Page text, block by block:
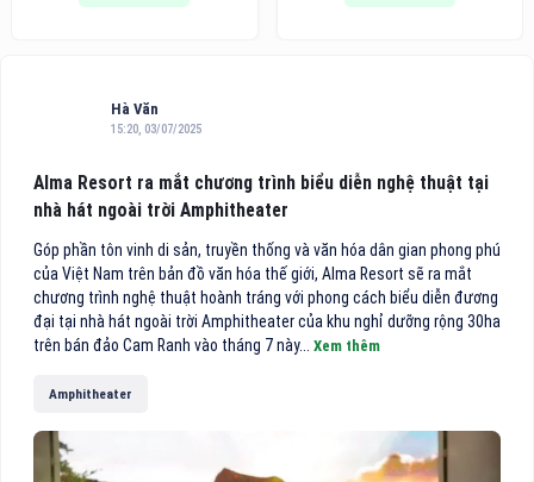
trong chiến lược hoàn thiện hệ
địa chỉ khám, điều trị và phẫu
thuật mắt chất lượng cao
chuyên sâu.
hút vải thông minh, hướng đến
Hà Văn
15:20, 03/07/2025
Alma Resort ra mắt chương trình biểu diễn nghệ thuật tại
nhà hát ngoài trời Amphitheater
Góp phần tôn vinh di sản, truyền thống và văn hóa dân gian phong phú
của Việt Nam trên bản đồ văn hóa thế giới, Alma Resort sẽ ra mắt
chương trình nghệ thuật hoành tráng với phong cách biểu diễn đương
đại tại nhà hát ngoài trời Amphitheater của khu nghỉ dưỡng rộng 30ha
trên bán đảo Cam Ranh vào tháng 7 này... Xem thêm
Amphitheater